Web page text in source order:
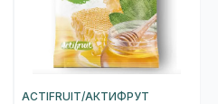
ACTIFRUIT/АКТИФРУТ